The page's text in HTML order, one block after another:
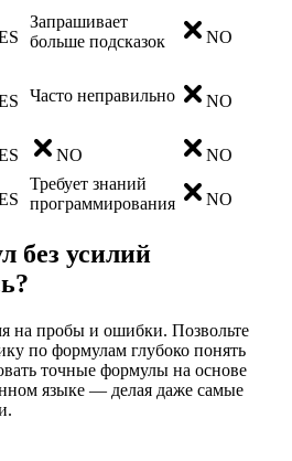
Запрашивает
больше подсказок
NO
Часто неправильно NO
NO
NO
Требует знаний
программирования
NO
без усилий
на пробы и ошибки. Позвольте
по формулам глубоко понять
точные формулы на основе
языке — делая даже самые